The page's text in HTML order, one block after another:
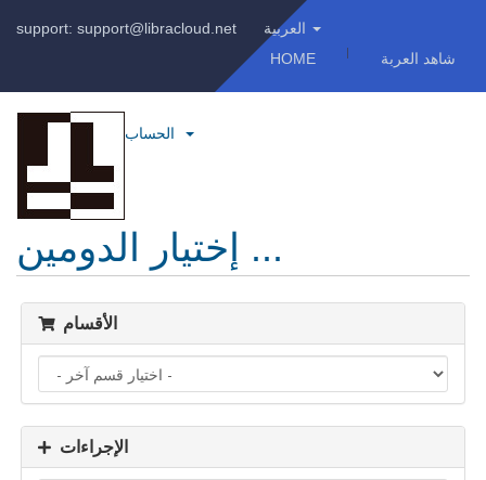
support: support@libracloud.net
HOME
شاهد العربة
إختيار الدومين ...
الأقسام
الإجراءات